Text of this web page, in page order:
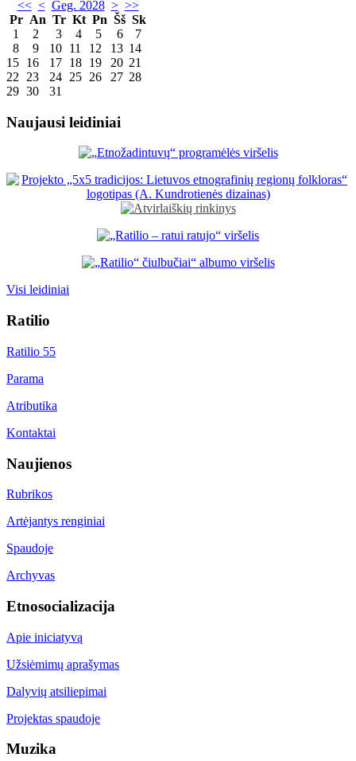
<< < Geg. 2028 > >>
Pr An Tr Kt Pn Šš Sk
1
2 3 4 5 6
7
8
9 10 11 12 13 14
15 16 17 18 19 20 21
22
23 24 25 26 27 28
29 30 31
Naujausi leidiniai
Visi leidiniai
Ratilio
Ratilio 55
Parama
Atributika
Kontaktai
Naujienos
Rubrikos
Artėjantys renginiai
Spaudoje
Archyvas
Etnosocializacija
Apie iniciatyvą
Užsiėmimų aprašymas
Dalyvių atsiliepimai
Projektas spaudoje
Muzika